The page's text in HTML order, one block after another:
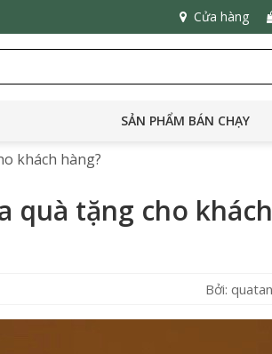
Cửa hàng
SẢN PHẨM BÁN CHẠY
khách hàng?
quà tặng cho khách
Bởi: